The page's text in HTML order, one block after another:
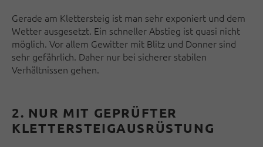
Gerade am Klettersteig ist man sehr exponiert und dem
Wetter ausgesetzt. Ein schneller Abstieg ist quasi nicht
möglich. Vor allem Gewitter mit Blitz und Donner sind
sehr gefährlich. Daher nur bei sicherer stabilen
Verhältnissen gehen.
2. NUR MIT GEPRÜFTER
KLETTERSTEIGAUSRÜSTUNG